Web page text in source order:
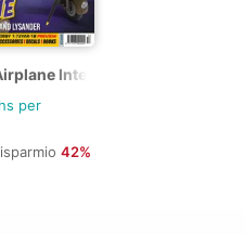
Figures
International
per
42%